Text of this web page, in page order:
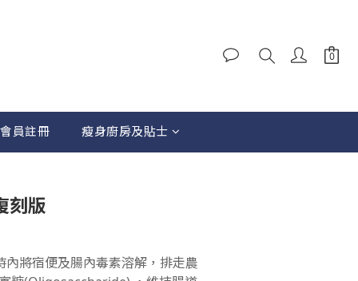
員註冊 瘦身廚房及貼士
刻版
內將宿便及腸內毒素溶解，排走農